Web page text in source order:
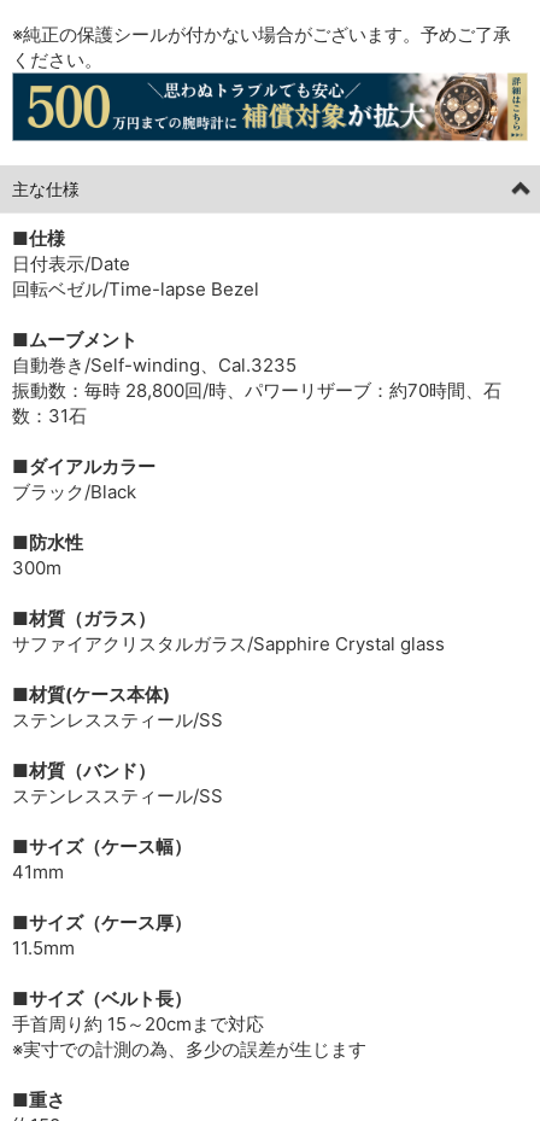
※純正の保護シールが付かない場合がございます。予めご了承
ください。
主な仕様
■仕様
日付表示/Date
回転ベゼル/Time-lapse Bezel
■ムーブメント
自動巻き/Self-winding、Cal.3235
振動数：毎時 28,800回/時、パワーリザーブ：約70時間、石
数：31石
■ダイアルカラー
ブラック/Black
■防水性
300m
■材質（ガラス）
サファイアクリスタルガラス/Sapphire Crystal glass
■材質(ケース本体)
ステンレススティール/SS
■材質（バンド）
ステンレススティール/SS
■サイズ（ケース幅）
41mm
■サイズ（ケース厚）
11.5mm
■サイズ（ベルト長）
手首周り約 15～20cmまで対応
※実寸での計測の為、多少の誤差が生じます
■重さ